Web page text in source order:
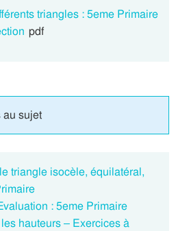
triangles : 5eme Primaire
pdf
au sujet
triangle isocèle, équilatéral,
: 5eme Primaire
hauteurs – Exercices à